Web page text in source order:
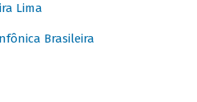
Lima
Brasileira